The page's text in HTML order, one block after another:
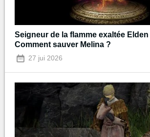
Seigneur de la flamme exaltée
Comment sauver Melina ?
27 jui 2026